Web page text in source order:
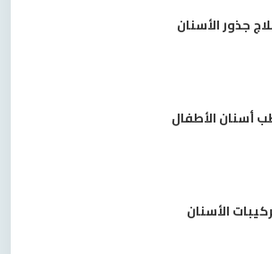
جذور الأسنان
أسنان الأطفال
الأسنان